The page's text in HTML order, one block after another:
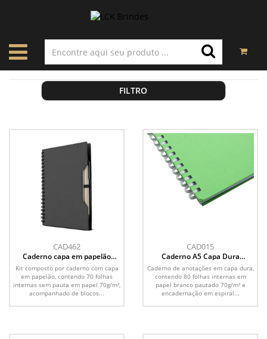
FILTRO
CAD462
Caderno capa em papelão
reciclado com caneta
Kit composto por caderno com capa
em papelão, contendo 70 folhas
internas sem pauta em papel 70g/m²,
acompanhado de blocos...
CAD015
Caderno A5 Capa Dura
(21x14,5)
Caderno de anotações em capa dura,
contendo 80 folhas internas em
papel branco pautado 70g/m² e
encadernação em espiral...